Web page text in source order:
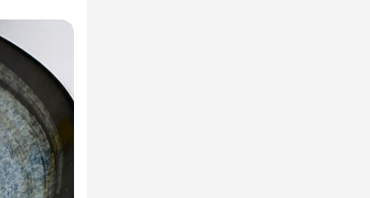
ホール業務